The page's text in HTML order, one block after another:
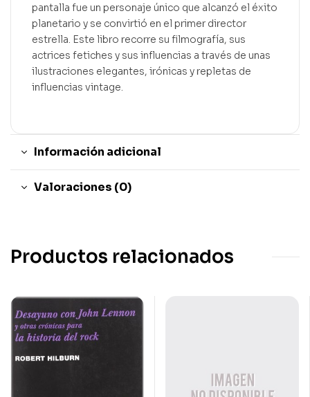
pantalla fue un personaje único que alcanzó el éxito
planetario y se convirtió en el primer director
estrella. Este libro recorre su filmografía, sus
actrices fetiches y sus influencias a través de unas
ilustraciones elegantes, irónicas y repletas de
influencias vintage.
Información adicional
Valoraciones (0)
Productos relacionados